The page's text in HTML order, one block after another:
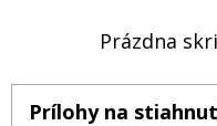
Prázdna
Prílohy na